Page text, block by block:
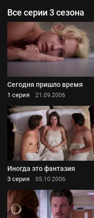
Все серии 3 сезона
Сегодня пришло время
1 серия 21.09.2006
Иногда это фантазия
3 серия 05.10.2006